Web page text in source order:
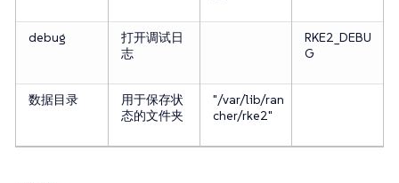
debug
打开调试日
志
RKE2_DEBU
G
数据目录
用于保存状
态的文件夹
"/var/lib/ran
cher/rke2"